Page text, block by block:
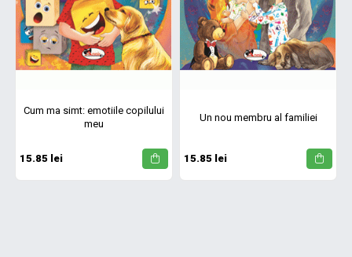
Cum ma simt: emotiile copilului
meu
15.85 lei
Un nou membru al familiei
15.85 lei